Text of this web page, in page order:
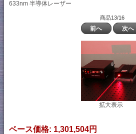
633nm 半導体レーザー
商品13/16
前へ 次へ
拡大表示
ベース価格: 1,301,504円